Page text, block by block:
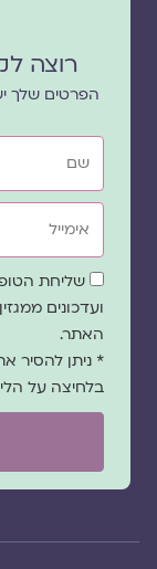
רוצה
הפרטים שלך
שם
אימייל
שדה
הסכמה
שליחת הטופס
ועדכונים
האתר.
* ניתן להסיר
בלחיצה על